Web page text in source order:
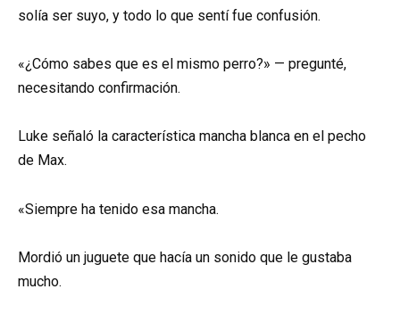
solía ser suyo, y todo lo que sentí fue confusión.
«¿Cómo sabes que es el mismo perro?» — pregunté,
necesitando confirmación.
Luke señaló la característica mancha blanca en el pecho
de Max.
«Siempre ha tenido esa mancha.
Mordió un juguete que hacía un sonido que le gustaba
mucho.